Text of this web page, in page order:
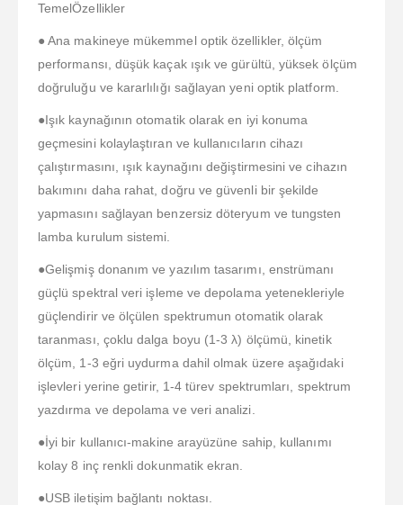
TemelÖzellikler
● Ana makineye mükemmel optik özellikler, ölçüm
performansı, düşük kaçak ışık ve gürültü, yüksek ölçüm
doğruluğu ve kararlılığı sağlayan yeni optik platform.
●Işık kaynağının otomatik olarak en iyi konuma
geçmesini kolaylaştıran ve kullanıcıların cihazı
çalıştırmasını, ışık kaynağını değiştirmesini ve cihazın
bakımını daha rahat, doğru ve güvenli bir şekilde
yapmasını sağlayan benzersiz döteryum ve tungsten
lamba kurulum sistemi.
●Gelişmiş donanım ve yazılım tasarımı, enstrümanı
güçlü spektral veri işleme ve depolama yetenekleriyle
güçlendirir ve ölçülen spektrumun otomatik olarak
taranması, çoklu dalga boyu (1-3 λ) ölçümü, kinetik
ölçüm, 1-3 eğri uydurma dahil olmak üzere aşağıdaki
işlevleri yerine getirir, 1-4 türev spektrumları, spektrum
yazdırma ve depolama ve veri analizi.
●İyi bir kullanıcı-makine arayüzüne sahip, kullanımı
kolay 8 inç renkli dokunmatik ekran.
●USB iletişim bağlantı noktası.